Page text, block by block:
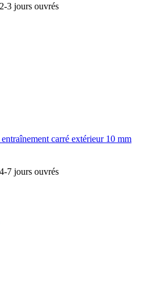
3 jours ouvrés
carré extérieur 10 mm
7 jours ouvrés